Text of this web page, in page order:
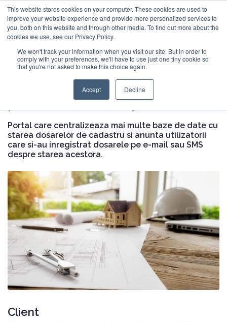
This website stores cookies on your computer. These cookies are used to
improve your website experience and provide more personalized services to
you, both on this website and through other media. To find out more about the
cookies we use, see our Privacy Policy.
We won't track your information when you visit our site. But in order to
comply with your preferences, we'll have to use just one tiny cookie so
that you're not asked to make this choice again.
Accept Decline
Cauta
CustomSoft .io .ro
Navigatie principala
Produse
Servicii
Studii de caz
Companie
Forma rapida de contact
Contact rapid
Biroul central
Informatii:office@customsoft.io
Vanzari: sales@customsoft.io
www.customsoft.io
Acasa /Studii de caz/Proiecte custom /Urmarire dosare
cadastru pentru Total Survey
Urmarire dosare cadastru
pentru Total Survey
Portal care centralizeaza mai multe baze de date cu
starea dosarelor de cadastru si anunta utilizatorii
care si-au inregistrat dosarele pe e-mail sau SMS
despre starea acestora.
Client